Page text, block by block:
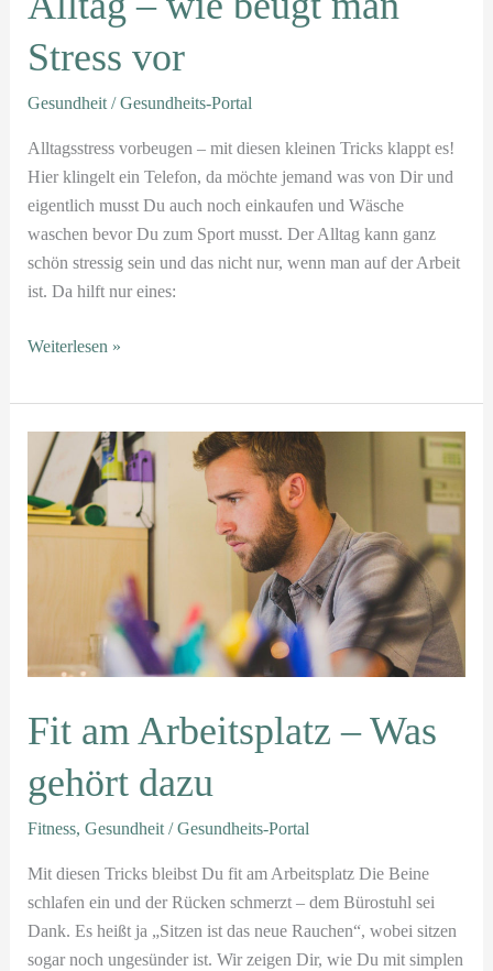
Stress vor
Gesundheit/Gesundheits-Portal
Alltagsstress vorbeugen – mit diesen kleinen Tricks klappt es!
Hier klingelt ein Telefon, da möchte jemand was von Dir und
eigentlich musst Du auch noch einkaufen und Wäsche
waschen bevor Du zum Sport musst. Der Alltag kann ganz
schön stressig sein und das nicht nur, wenn man auf der Arbeit
ist. Da hilft nur eines:
Weiterlesen »
Fit am Arbeitsplatz – Was
gehört dazu
Fitness,Gesundheit/Gesundheits-Portal
Mit diesen Tricks bleibst Du fit am Arbeitsplatz Die Beine
schlafen ein und der Rücken schmerzt – dem Bürostuhl sei
Dank. Es heißt ja „Sitzen ist das neue Rauchen“, wobei sitzen
sogar noch ungesünder ist. Wir zeigen Dir, wie Du mit simplen
am
Arbeitsplatz
–